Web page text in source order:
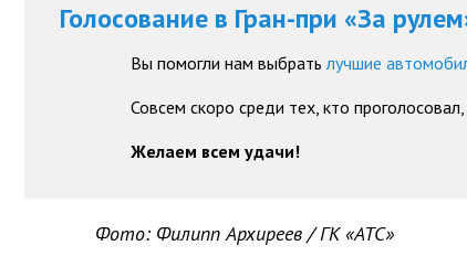
Голосование в Гран-при «За
Вы помогли нам выбрать лучшие
Совсем скоро среди тех, кто
Желаем всем удачи!
Фото: Филипп Архиреев / ГК «АТС»